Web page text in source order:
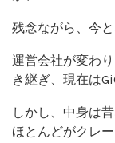
残念ながら、今
運営会社が変わ
き継ぎ、現在は
しかし、中身は
ほとんどがクレ